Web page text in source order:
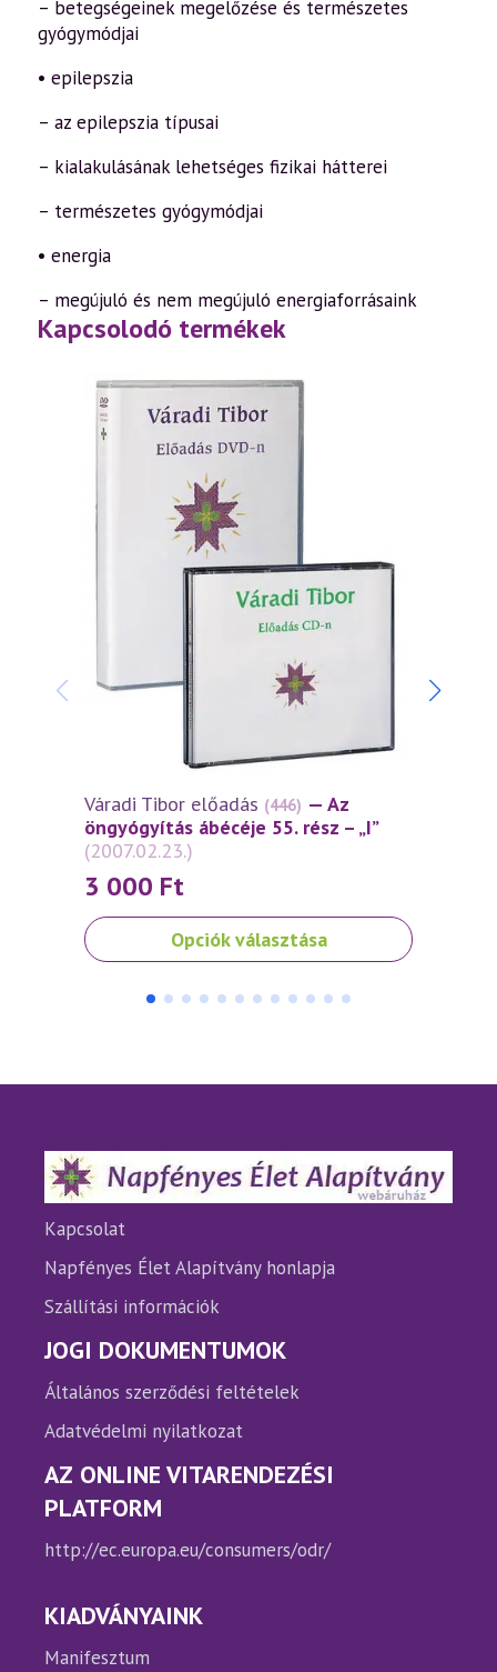
– betegségeinek megelőzése és természetes
gyógymódjai
• epilepszia
– az epilepszia típusai
– kialakulásának lehetséges fizikai hátterei
– természetes gyógymódjai
• energia
– megújuló és nem megújuló energiaforrásaink
Kapcsolodó termékek
Váradi Tibor előadás (446) — Az
öngyógyítás ábécéje 55. rész – „I”
(2007.02.23.)
3 000 Ft
Opciók választása
Ennek
a
A
termékoldalon
választhatók
ki
A
ki
Kapcsolat
Napfényes Élet Alapítvány honlapja
Szállítási információk
JOGI DOKUMENTUMOK
Általános szerződési feltételek
Adatvédelmi nyilatkozat
AZ ONLINE VITARENDEZÉSI
PLATFORM
http://ec.europa.eu/consumers/odr/
KIADVÁNYAINK
Manifesztum